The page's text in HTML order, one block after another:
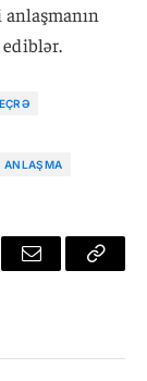
ANLAŞMA
Email
Copy